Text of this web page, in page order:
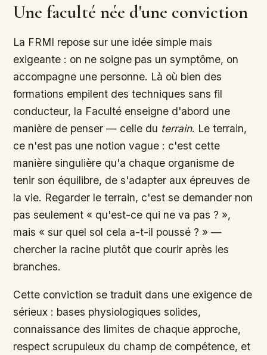
Une faculté née d'une conviction
La FRMI repose sur une idée simple mais
exigeante : on ne soigne pas un symptôme, on
accompagne une personne. Là où bien des
formations empilent des techniques sans fil
conducteur, la Faculté enseigne d'abord une
manière de penser — celle du terrain. Le terrain,
ce n'est pas une notion vague : c'est cette
manière singulière qu'a chaque organisme de
tenir son équilibre, de s'adapter aux épreuves de
la vie. Regarder le terrain, c'est se demander non
pas seulement « qu'est-ce qui ne va pas ? »,
mais « sur quel sol cela a-t-il poussé ? » —
chercher la racine plutôt que courir après les
branches.
Cette conviction se traduit dans une exigence de
sérieux : bases physiologiques solides,
connaissance des limites de chaque approche,
respect scrupuleux du champ de compétence, et